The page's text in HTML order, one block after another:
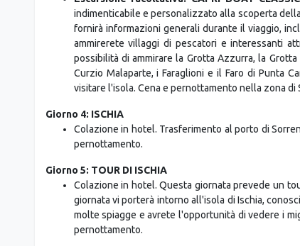
Colazione in hotel. Trasferimento dall'hotel al
Escursione facoltativa: CAPRI BOAT CLASSIC
indimenticabile e personalizzato alla scoperta
fornirà informazioni generali durante il viaggio,
ammirerete villaggi di pescatori e interessanti
possibilità di ammirare la Grotta Azzurra, la
Curzio Malaparte, i Faraglioni e il Faro di Punta
visitare l'isola. Cena e pernottamento nella zona di
Giorno 4: ISCHIA
Colazione in hotel. Trasferimento al porto di
pernottamento.
Giorno 5: TOUR DI ISCHIA
Colazione in hotel. Questa giornata prevede un
giornata vi porterà intorno all'isola di Ischia,
molte spiagge e avrete l'opportunità di vedere i